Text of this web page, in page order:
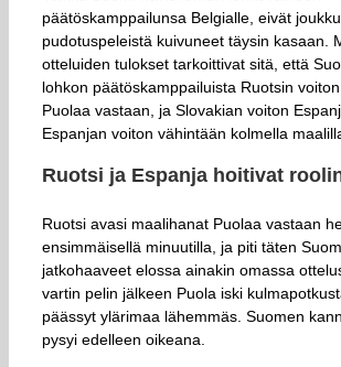
päätöskamppailunsa Belgialle, eivät
pudotuspeleistä kuivuneet täysin kasaan.
otteluiden tulokset tarkoittivat sitä, että
lohkon päätöskamppailuista Ruotsin
Puolaa vastaan, ja Slovakian voiton
Espanjan voiton vähintään kolmella
Ruotsi ja Espanja hoitivat
Ruotsi avasi maalihanat Puolaa vastaan
ensimmäisellä minuutilla, ja piti täten
jatkohaaveet elossa ainakin omassa
vartin pelin jälkeen Puola iski
päässyt ylärimaa lähemmäs. Suomen
pysyi edelleen oikeana.